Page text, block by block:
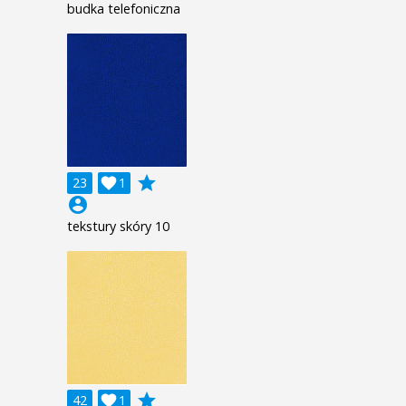
budka telefoniczna
23 1

grade
account_circle
tekstury skóry 10
42 1
 grade